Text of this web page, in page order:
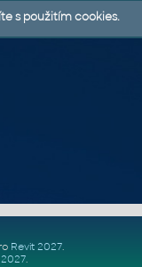
Revit 2027.
.
s použitím cookies.